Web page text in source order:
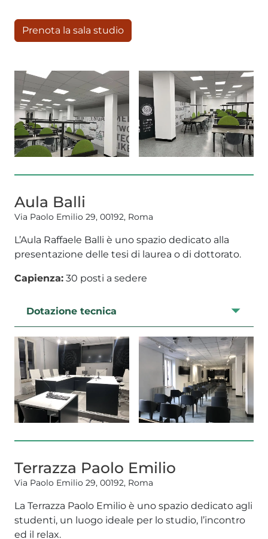
Prenota la sala studio
Aula Balli
Via Paolo Emilio 29, 00192, Roma
L’Aula Raffaele Balli è uno spazio dedicato alla
presentazione delle tesi di laurea o di dottorato.
Capienza: 30 posti a sedere
Dotazione tecnica
Terrazza Paolo Emilio
Via Paolo Emilio 29, 00192, Roma
La Terrazza Paolo Emilio è uno spazio dedicato agli
studenti, un luogo ideale per lo studio, l’incontro
ed il relax.